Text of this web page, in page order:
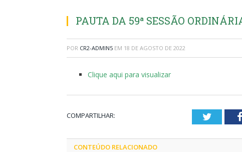
PAUTA DA 59ª SESSÃO
POR CR2-ADMIN5 EM 18 DE AGOSTO DE 2022
Clique aqui para visualizar
COMPARTILHAR: Twitter
CONTEÚDO RELACIONADO